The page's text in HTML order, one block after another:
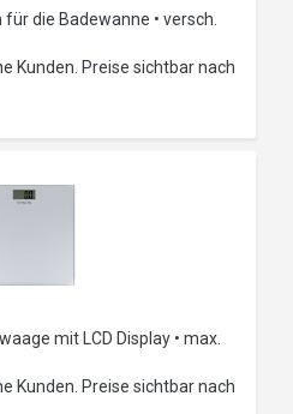
die Badewanne • versch.
Kunden. Preise sichtbar nach
mit LCD Display • max.
Kunden. Preise sichtbar nach